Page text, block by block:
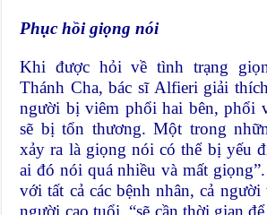
Phục hồi giọng nói
Khi được hỏi về tình trạng
Thánh Cha, bác sĩ Alfieri giải
người bị viêm phổi hai bên, phổi
sẽ bị tổn thương. Một trong
xảy ra là giọng nói có thể bị yếu
ai đó nói quá nhiều và mất
với tất cả các bệnh nhân, cả người
người cao tuổi, “sẽ cần thời gian